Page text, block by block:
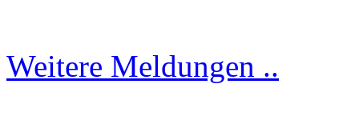
Weitere Meldungen ..